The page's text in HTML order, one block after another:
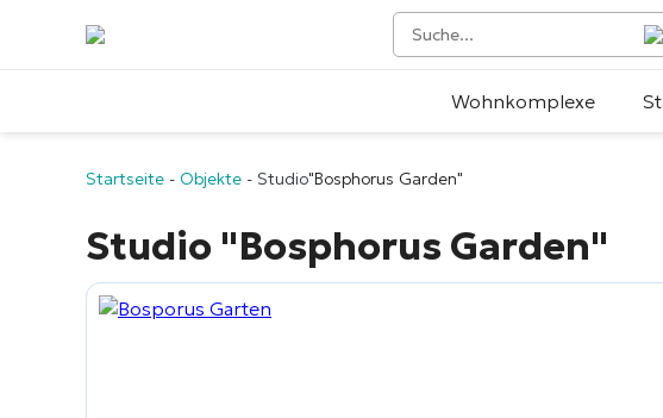
Wohnkomplexe
Startseite - Objekte - Studio"Bosphorus Garden"
Studio "Bosphorus Garden"